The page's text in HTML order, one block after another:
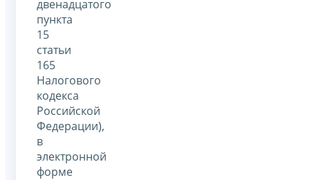
двенадцатого
пункта
15
статьи
165
Налогового
кодекса
Российской
Федерации),
в
электронной
форме